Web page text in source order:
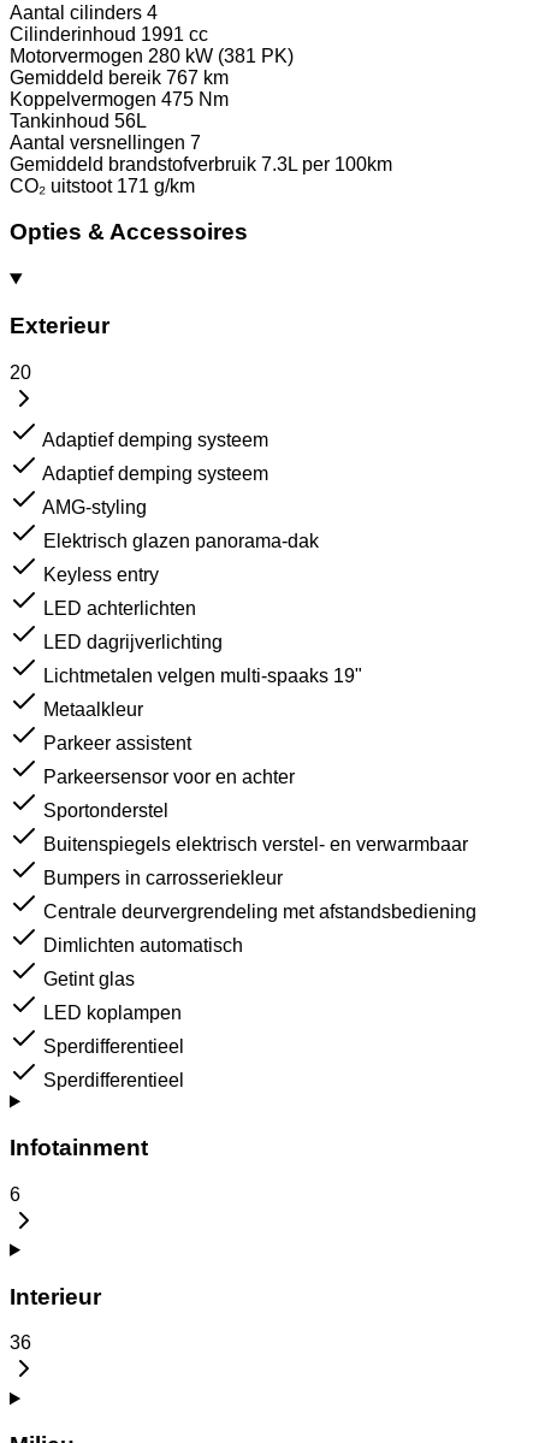
Aantal cilinders 4
Cilinderinhoud 1991 cc
Motorvermogen 280 kW (381 PK)
Gemiddeld bereik 767 km
Koppelvermogen 475 Nm
Tankinhoud 56L
Aantal versnellingen 7
Gemiddeld brandstofverbruik 7.3L per 100km
CO₂ uitstoot 171 g/km
Opties & Accessoires
Exterieur
20
Adaptief demping systeem
Adaptief demping systeem
AMG-styling
Elektrisch glazen panorama-dak
Keyless entry
LED achterlichten
LED dagrijverlichting
Lichtmetalen velgen multi-spaaks 19"
Metaalkleur
Parkeer assistent
Parkeersensor voor en achter
Sportonderstel
Buitenspiegels elektrisch verstel- en verwarmbaar
Bumpers in carrosseriekleur
Centrale deurvergrendeling met afstandsbediening
Dimlichten automatisch
Getint glas
LED koplampen
Sperdifferentieel
Sperdifferentieel
Infotainment
6
Interieur
36